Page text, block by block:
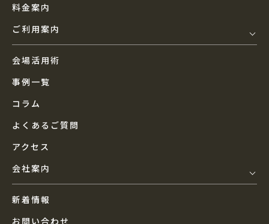
料金案内
ご利用案内
会場活用術
事例一覧
コラム
よくあるご質問
アクセス
会社案内
新着情報
お問い合わせ